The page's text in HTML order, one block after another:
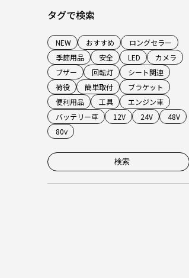
タグで検索
NEW おすすめ
ロングセラー
季節用品
安全 LED
カメラ
ブザー
回転灯
シート関連
荷役
簡単取付
ブラケット
便利用品
工具
エンジン車
バッテリー車
12V 24V
48V
80v
検索